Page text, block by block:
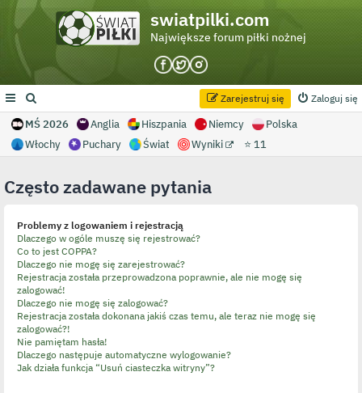
swiatpilki.com
Największe forum piłki nożnej
Zaloguj się
Zarejestruj się
MŚ 2026 Anglia Hiszpania Niemcy
Polska
Włochy
Puchary Świat Wyniki ⭐ 11
Często zadawane pytania
Problemy z logowaniem i rejestracją
Dlaczego w ogóle muszę się rejestrować?
Co to jest COPPA?
Dlaczego nie mogę się zarejestrować?
Rejestracja została przeprowadzona poprawnie, ale nie mogę się
zalogować!
Dlaczego nie mogę się zalogować?
Rejestracja została dokonana jakiś czas temu, ale teraz nie mogę się
zalogować?!
Nie pamiętam hasła!
Dlaczego następuje automatyczne wylogowanie?
Jak działa funkcja “Usuń ciasteczka witryny”?